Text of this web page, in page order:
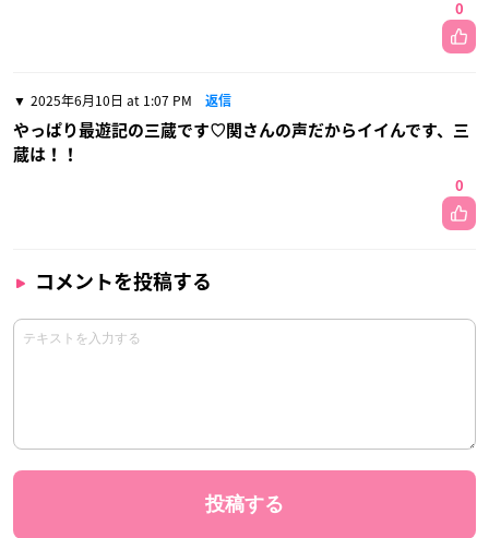
0
2025年6月10日 at 1:07 PM 返信
やっぱり最遊記の三蔵です♡関さんの声だからイイんです、三
蔵は！！
0
コメントを投稿する